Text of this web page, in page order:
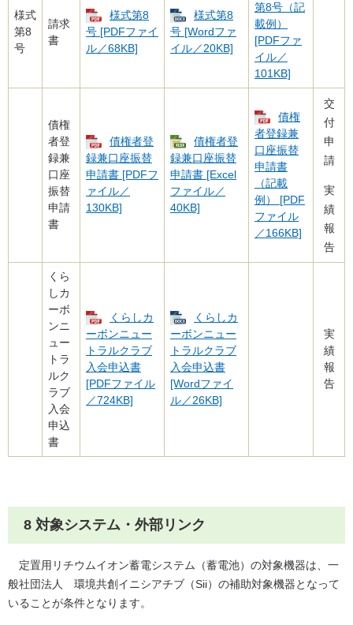
様式
第8
号
請求
書
様式第8
号 [PDFファイ
ル／68KB]
様式第8
号 [Wordファ
イル／20KB]
第8号（記
載例）
[PDFファ
イル／
101KB]
債権
者登
録兼
口座
振替
申請
書
債権者登
録兼口座振替
申請書 [PDFフ
ァイル／
130KB]
債権者登
録兼口座振替
申請書 [Excel
ファイル／
40KB]
債権
者登録兼
口座振替
申請書
（記載
例） [PDF
ファイル
／166KB]
交
付
申
請
実
績
報
告
くら
しカ
ーボ
ンニ
ュー
トラ
ルク
ラブ
入会
申込
書
くらしカ
ーボンニュー
トラルクラブ
入会申込書
[PDFファイル
／724KB]
くらしカ
ーボンニュー
トラルクラブ
入会申込書
[Wordファイ
ル／26KB]
実
績
報
告
8 対象システム・外部リンク
定置用リチウムイオン蓄電システム（蓄電池）の対象機器は、一
般社団法人 環境共創イニシアチブ（Sii）の補助対象機器となって
いることが条件となります。